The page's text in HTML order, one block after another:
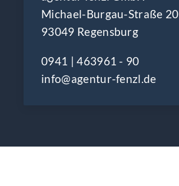
Michael-Burgau-Straße 20
93049 Regensburg
0941 | 463961 - 90
info@agentur-fenzl.de